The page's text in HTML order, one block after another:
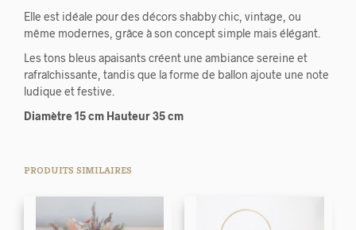
Elle est idéale pour des décors shabby chic, vintage, ou
même modernes, grâce à son concept simple mais élégant.
Les tons bleus apaisants créent une ambiance sereine et
rafraîchissante, tandis que la forme de ballon ajoute une note
ludique et festive.
Diamètre 15 cm Hauteur 35 cm
PRODUITS SIMILAIRES